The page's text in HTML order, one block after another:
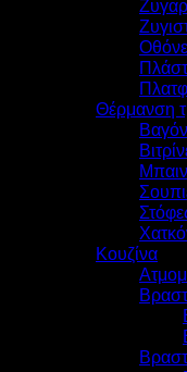
Θέρμανση
Κουζίνα